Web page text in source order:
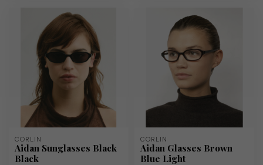
CORLIN
Aidan Sunglasses Black
Black
CORLIN
Aidan Glasses Brown
Blue Light